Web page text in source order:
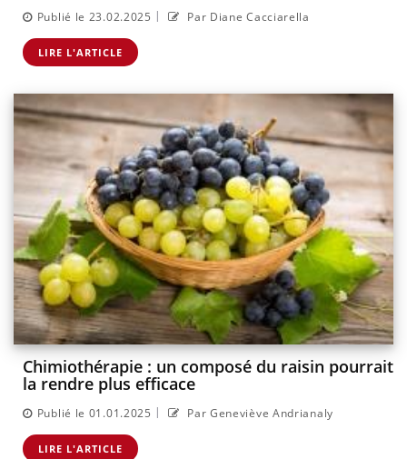
Publié le 23.02.2025 | Par Diane Cacciarella
LIRE L'ARTICLE
Chimiothérapie : un composé du raisin pourrait
la rendre plus efficace
Publié le 01.01.2025 | Par Geneviève Andrianaly
LIRE L'ARTICLE